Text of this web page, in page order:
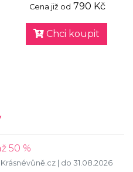
Cena již od 790 Kč
Chci koupit
50 %
Krásnévůně.cz | do 31.08.2026